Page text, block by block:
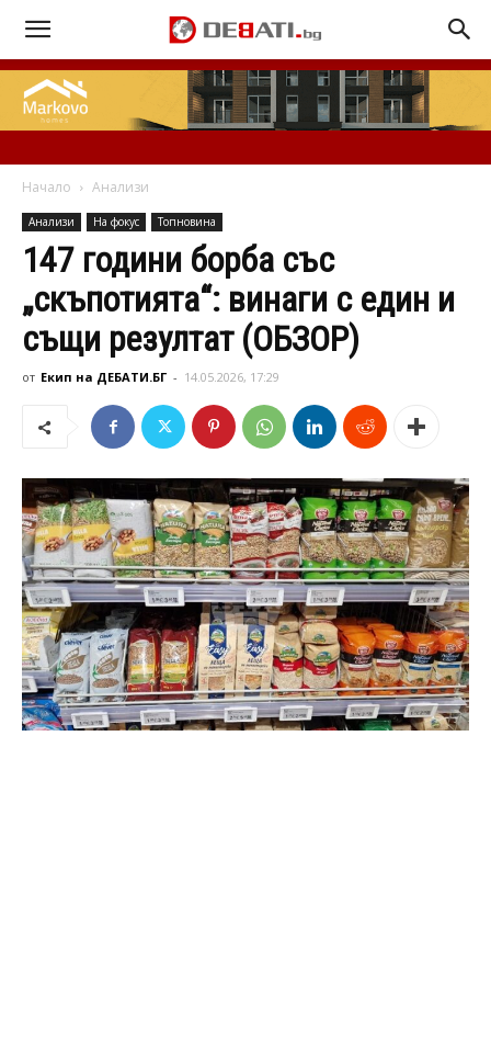
Начало Анализи
Анализи На фокус Топновина
147 години борба със
„скъпотията“: винаги с един и
същи резултат (ОБЗОР)
от Екип на ДЕБАТИ.БГ - 14.05.2026, 17:29